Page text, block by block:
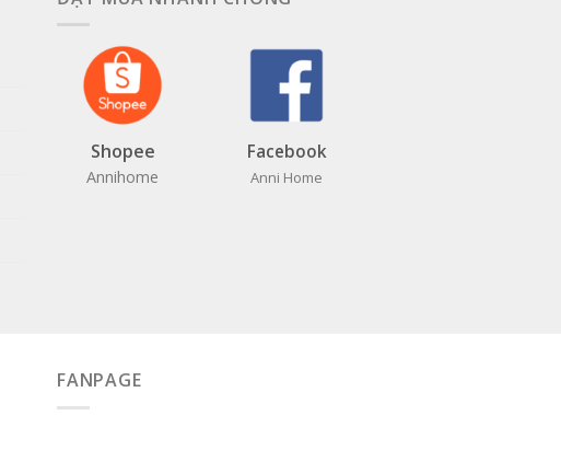
Shopee
Annihome
Facebook
Anni Home
FANPAGE